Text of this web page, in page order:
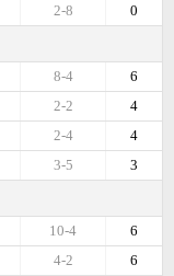
0
2-8
6
8-4
4
2-2
4
2-4
3
3-5
6
10-4
6
4-2